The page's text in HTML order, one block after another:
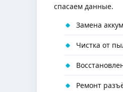
спасаем данные.
Замена
Чистка от
Ремонт